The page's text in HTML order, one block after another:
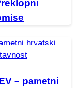
– pametni